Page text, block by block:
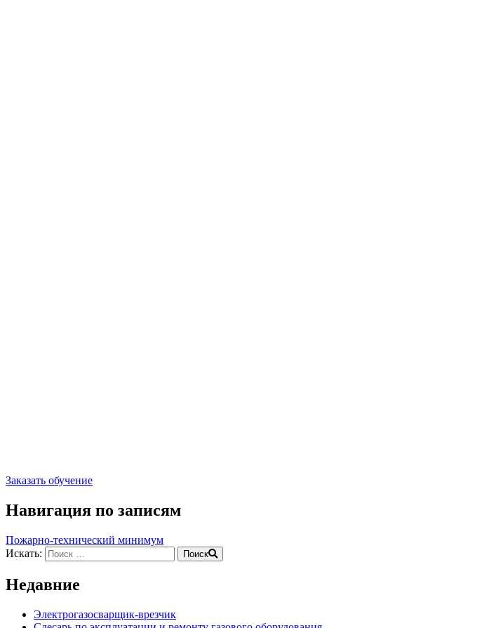
Заказать обучение
Навигация по записям
Пожарно-технический минимум
Искать:
Поиск
Недавние
Электрогазосварщик-врезчик